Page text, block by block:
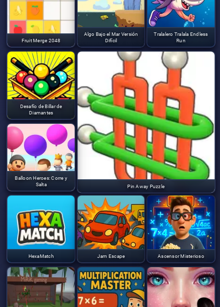
Fruit Merge 2048
Algo Bajo el Mar Versión
Difícil
Tralalero Tralala Endless
Run
Desafío de Billar de
Diamantes
Pin Away Puzzle
Balloon Heroes: Corre y
Salta
HexaMatch Jam Escape Ascensor Misterioso